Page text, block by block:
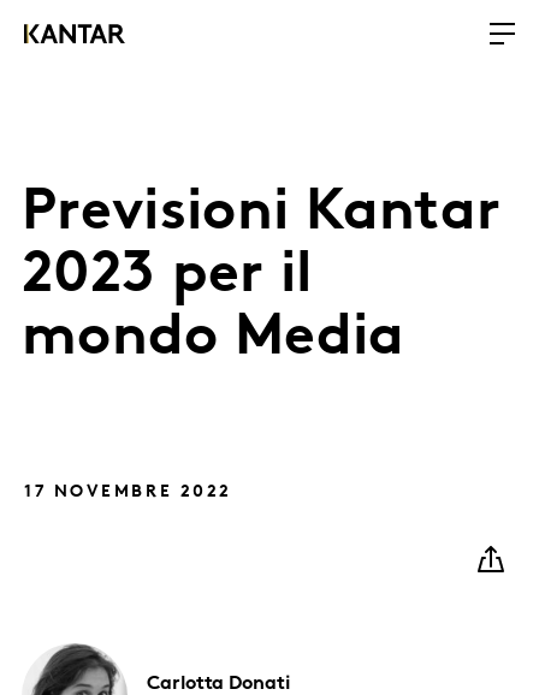
Previsioni Kantar
2023 per il
mondo Media
17 NOVEMBRE 2022
Carlotta Donati